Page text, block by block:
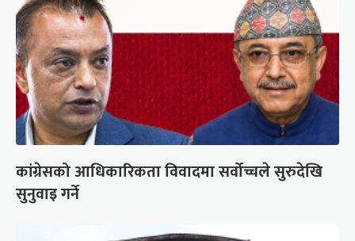
कांग्रेसको आधिकारिकता विवादमा सर्वोच्चले सुरुदेखि
सुनुवाइ गर्ने